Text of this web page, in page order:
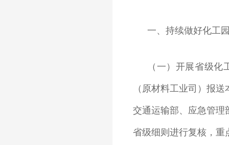
一、持续做好化工
（一）开展省级
（原材料工业司）报
交通运输部、应急管理
省级细则进行复核，重